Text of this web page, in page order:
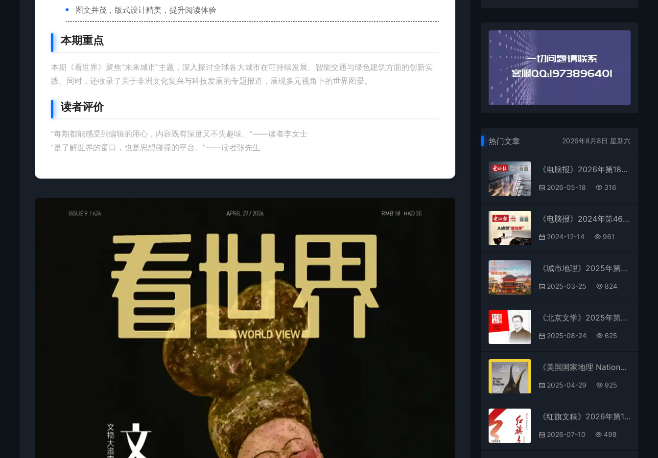
图文并茂，版式设计精美，提升阅读体验
本期重点
本期《看世界》聚焦“未来城市”主题，深入探讨全球各大城市在可持续发展、智能交通与绿色建筑方面的创新实
践。同时，还收录了关于非洲文化复兴与科技发展的专题报道，展现多元视角下的世界图景。
读者评价
“每期都能感受到编辑的用心，内容既有深度又不失趣味。”——读者李女士
“是了解世界的窗口，也是思想碰撞的平台。”——读者张先生
热门文章 2026年8月8日 星期六
《电脑报》2026年第18期全彩精校PDF杂志下载
2026-05-18 316
《电脑报》2024年第46期全彩精校PDF杂志下载
2024-12-14 961
《城市地理》2025年第2期全彩精校PDF杂志下载
2025-03-25 824
《北京文学》2025年第8期全彩精校PDF杂志下载
2025-08-24 625
《美国国家地理 National Geographic USA》2025年第5期全彩精校PDF杂志下载
2025-04-29 925
《红旗文稿》2026年第12期全彩精校PDF杂志下载
2026-07-10 498